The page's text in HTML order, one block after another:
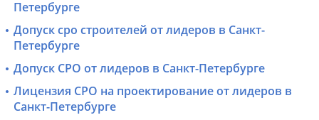
Петербурге
Допуск сро строителей от лидеров в Санкт-
Петербурге
Допуск СРО от лидеров в Санкт-Петербурге
Лицензия СРО на проектирование от лидеров в
Санкт-Петербурге